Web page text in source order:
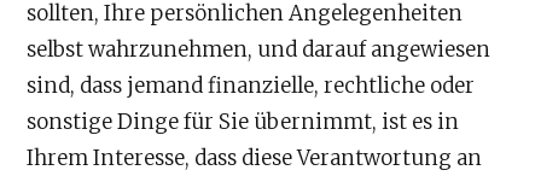
sollten, Ihre persönlichen Angelegenheiten
selbst wahrzunehmen, und darauf angewiesen
sind, dass jemand finanzielle, rechtliche oder
sonstige Dinge für Sie übernimmt, ist es in
Ihrem Interesse, dass diese Verantwortung an